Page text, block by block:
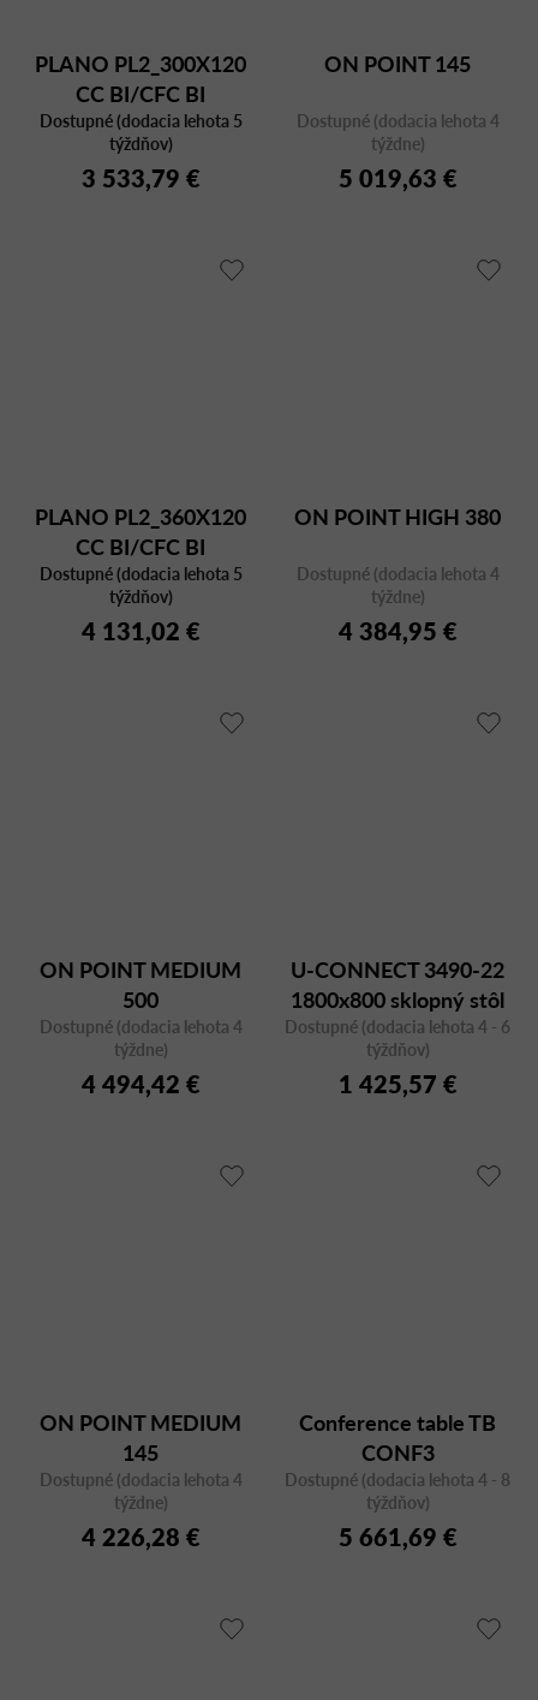
PLANO PL2_300X120
CC BI/CFC BI
Dostupné (dodacia lehota 5
týždňov)
3 533,79 €
ON POINT 145
Dostupné (dodacia lehota 4
týždne)
5 019,63 €
PLANO PL2_360X120
CC BI/CFC BI
Dostupné (dodacia lehota 5
týždňov)
4 131,02 €
ON POINT HIGH 380
Dostupné (dodacia lehota 4
týždne)
4 384,95 €
ON POINT MEDIUM
500
Dostupné (dodacia lehota 4
týždne)
4 494,42 €
U-CONNECT 3490-22
1800x800 sklopný stôl
Dostupné (dodacia lehota 4 - 6
týždňov)
1 425,57 €
ON POINT MEDIUM
145
Dostupné (dodacia lehota 4
týždne)
4 226,28 €
Conference table TB
CONF3
Dostupné (dodacia lehota 4 - 8
týždňov)
5 661,69 €